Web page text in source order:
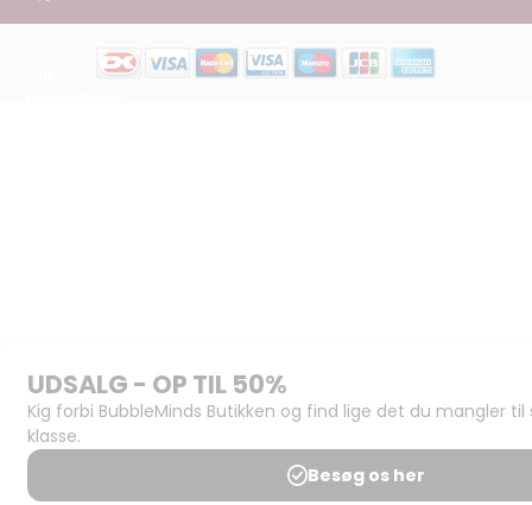
Support og
juridisk:
Spørgsmål og
svar
Medlemsbetingelser